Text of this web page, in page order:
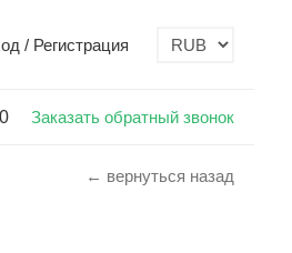
/ Регистрация
Заказать обратный звонок
← вернуться назад